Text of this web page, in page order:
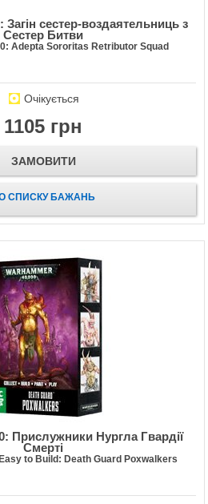
сестер-воздаятельниць з
Сестер Битви
Adepta Sororitas Retributor Squad
Очікується
1105 грн
ЗАМОВИТИ
СПИСКУ БАЖАНЬ
Прислужники Нургла Гвардії
Смерті
to Build: Death Guard Poxwalkers